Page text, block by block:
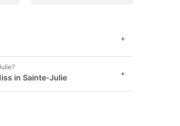
+
in Sainte-Julie +